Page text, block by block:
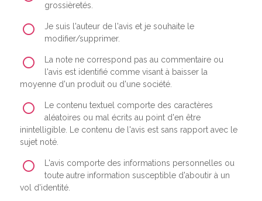
grossièretés.
Je suis l'auteur de l'avis et je souhaite le
modifier/supprimer.
La note ne correspond pas au commentaire ou
l'avis est identifié comme visant à baisser la
moyenne d'un produit ou d'une société.
Le contenu textuel comporte des caractères
aléatoires ou mal écrits au point d'en être
inintelligible. Le contenu de l'avis est sans rapport avec le
sujet noté.
L'avis comporte des informations personnelles ou
toute autre information susceptible d'aboutir à un
vol d'identité.